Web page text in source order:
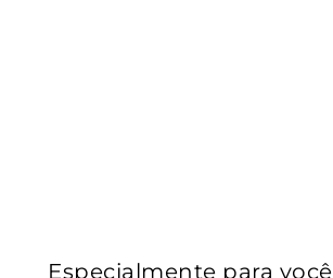
Especialmente para você